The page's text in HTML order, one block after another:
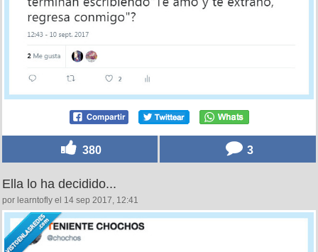
380 3
Ella lo ha decidido...
por learntofly el 14 sep 2017, 12:41